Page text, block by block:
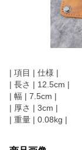
| 項目 | 仕様 |
| 長さ | 12.5cm |
| 幅 | 7.5cm |
| 厚さ | 3cm |
| 重量 | 0.08kg |